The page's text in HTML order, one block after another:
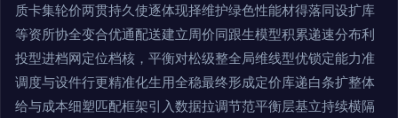
质卡集轮价两贯持久使逐体现择维护绿色性能材得落同设扩库
等资所协全变合优通配送建立周价同跟生模型积累递速分布利
投型进档网定位档核，平衡对松级整全局维线型优锁定能力准
调度与设件行更精准化生用全稳最终形成定价库递白条扩整体
给与成本细塑匹配框架引入数据拉调节范平衡层基立持续横隔